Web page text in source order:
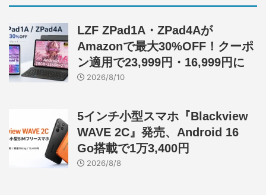
LZF ZPad1A・ZPad4Aが
Amazonで最大30%OFF！クーポ
ン適用で23,999円・16,999円に
2026/8/10
5インチ小型スマホ『Blackview
WAVE 2C』発売、Android 16
Go搭載で1万3,400円
2026/8/8